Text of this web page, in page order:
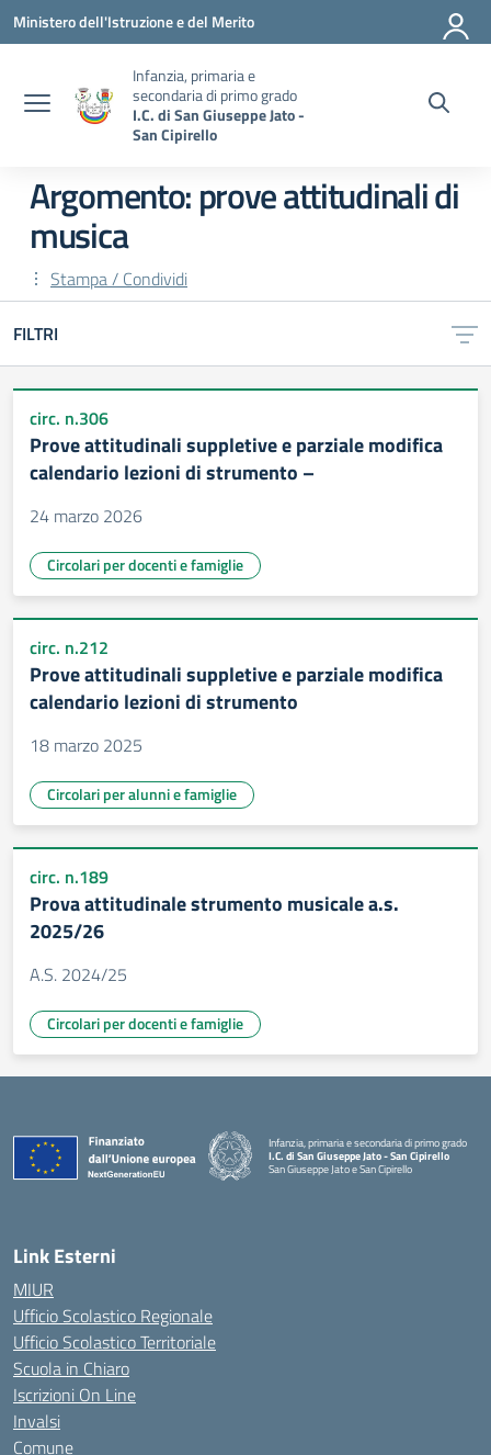
Vai ai contenuti
Vai al menu di navigazione
Vai al footer
Ministero dell'Istruzione e del Merito
Infanzia, primaria e
secondaria di primo grado
I.C. di San Giuseppe Jato -
San Cipirello
Argomento: prove attitudinali di
musica
Stampa / Condividi
FILTRI
circ. n.306
Prove attitudinali suppletive e parziale modifica
calendario lezioni di strumento –
24 marzo 2026
Circolari per docenti e famiglie
circ. n.212
Prove attitudinali suppletive e parziale modifica
calendario lezioni di strumento
18 marzo 2025
Circolari per alunni e famiglie
circ. n.189
Prova attitudinale strumento musicale a.s.
2025/26
A.S. 2024/25
Circolari per docenti e famiglie
Infanzia, primaria e secondaria di primo grado
I.C. di San Giuseppe Jato - San Cipirello
San Giuseppe Jato e San Cipirello
Link Esterni
MIUR
Ufficio Scolastico Regionale
Ufficio Scolastico Territoriale
Scuola in Chiaro
Iscrizioni On Line
Invalsi
Comune